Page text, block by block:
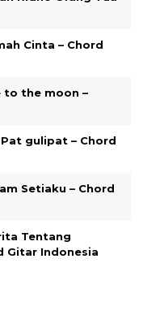
Cinta – Chord
to the moon –
gulipat – Chord
Setiaku – Chord
Tentang
Gitar Indonesia